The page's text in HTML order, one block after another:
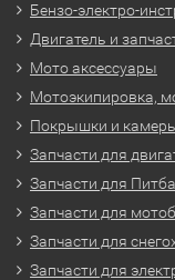
Бензо-электро-
Двигатель и
Мото аксессуары
Мотоэкипировка,
Покрышки и
Запчасти для
Запчасти для
Запчасти для
Запчасти для
Запчасти для